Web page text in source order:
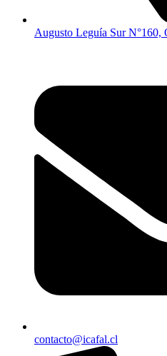
Augusto Leguía Sur N°160,
contacto@icafal.cl